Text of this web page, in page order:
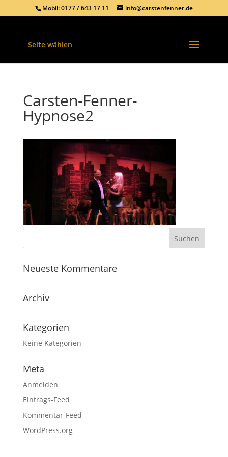
Mobil: 0177 / 643 17 11 info@carstenfenner.de
Seite wählen
Carsten-Fenner-
Hypnose2
Neueste Kommentare
Archiv
Kategorien
Keine Kategorien
Meta
Anmelden
Eintrags-Feed
Kommentar-Feed
WordPress.org